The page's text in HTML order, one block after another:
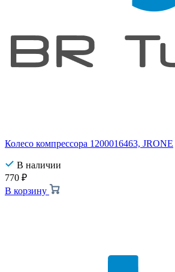
Колесо компрессора 1200016463, JRONE
В наличии
770 ₽
В корзину